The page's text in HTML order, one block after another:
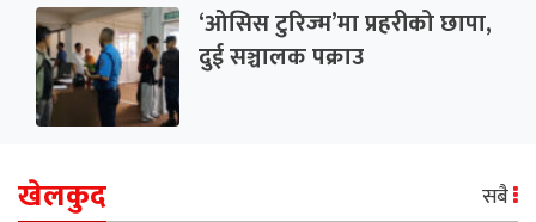
‘ओसिस टुरिज्म’मा प्रहरीको छापा,
दुई सञ्चालक पक्राउ
खेलकुद सबै